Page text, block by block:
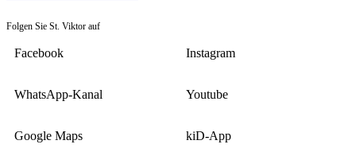
Folgen Sie St. Viktor auf
Facebook Instagram
WhatsApp-Kanal Youtube
Google Maps kiD-App